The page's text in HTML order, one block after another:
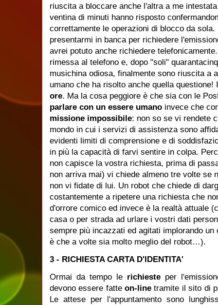
riuscita a bloccare anche l'altra a me
ventina di minuti hanno risposto
correttamente le operazioni di blocco da
presentarmi in banca per richiedere
avrei potuto anche richiedere
rimessa al telefono e, dopo "soli"
musichina odiosa, finalmente sono riuscita a
umano che ha risolto anche quella
ore. Ma la cosa peggiore è che sia con le
parlare con un essere umano invece che
missione impossibile: non so se vi rendete
mondo in cui i servizi di assistenza sono
evidenti limiti di comprensione e di
in più la capacità di farvi sentire in colpa.
non capisce la vostra richiesta, prima di
non arriva mai) vi chiede almeno tre volte se
non vi fidate di lui. Un robot che chiede di
costantemente a ripetere una richiesta che
d'orrore comico ed invece è la realtà attuale
casa o per strada ad urlare i vostri dati
sempre più incazzati ed agitati implorando
è che a volte sia molto meglio del robot…).
3 - RICHIESTA CARTA D'IDENTITA'
Ormai da tempo le richieste per
devono essere fatteon-line tramite il sito di
Le attese per l'appuntamento sono